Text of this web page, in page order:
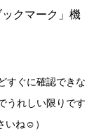
クマーク」機
すぐに確認できな
うれしい限りです
いね☺）